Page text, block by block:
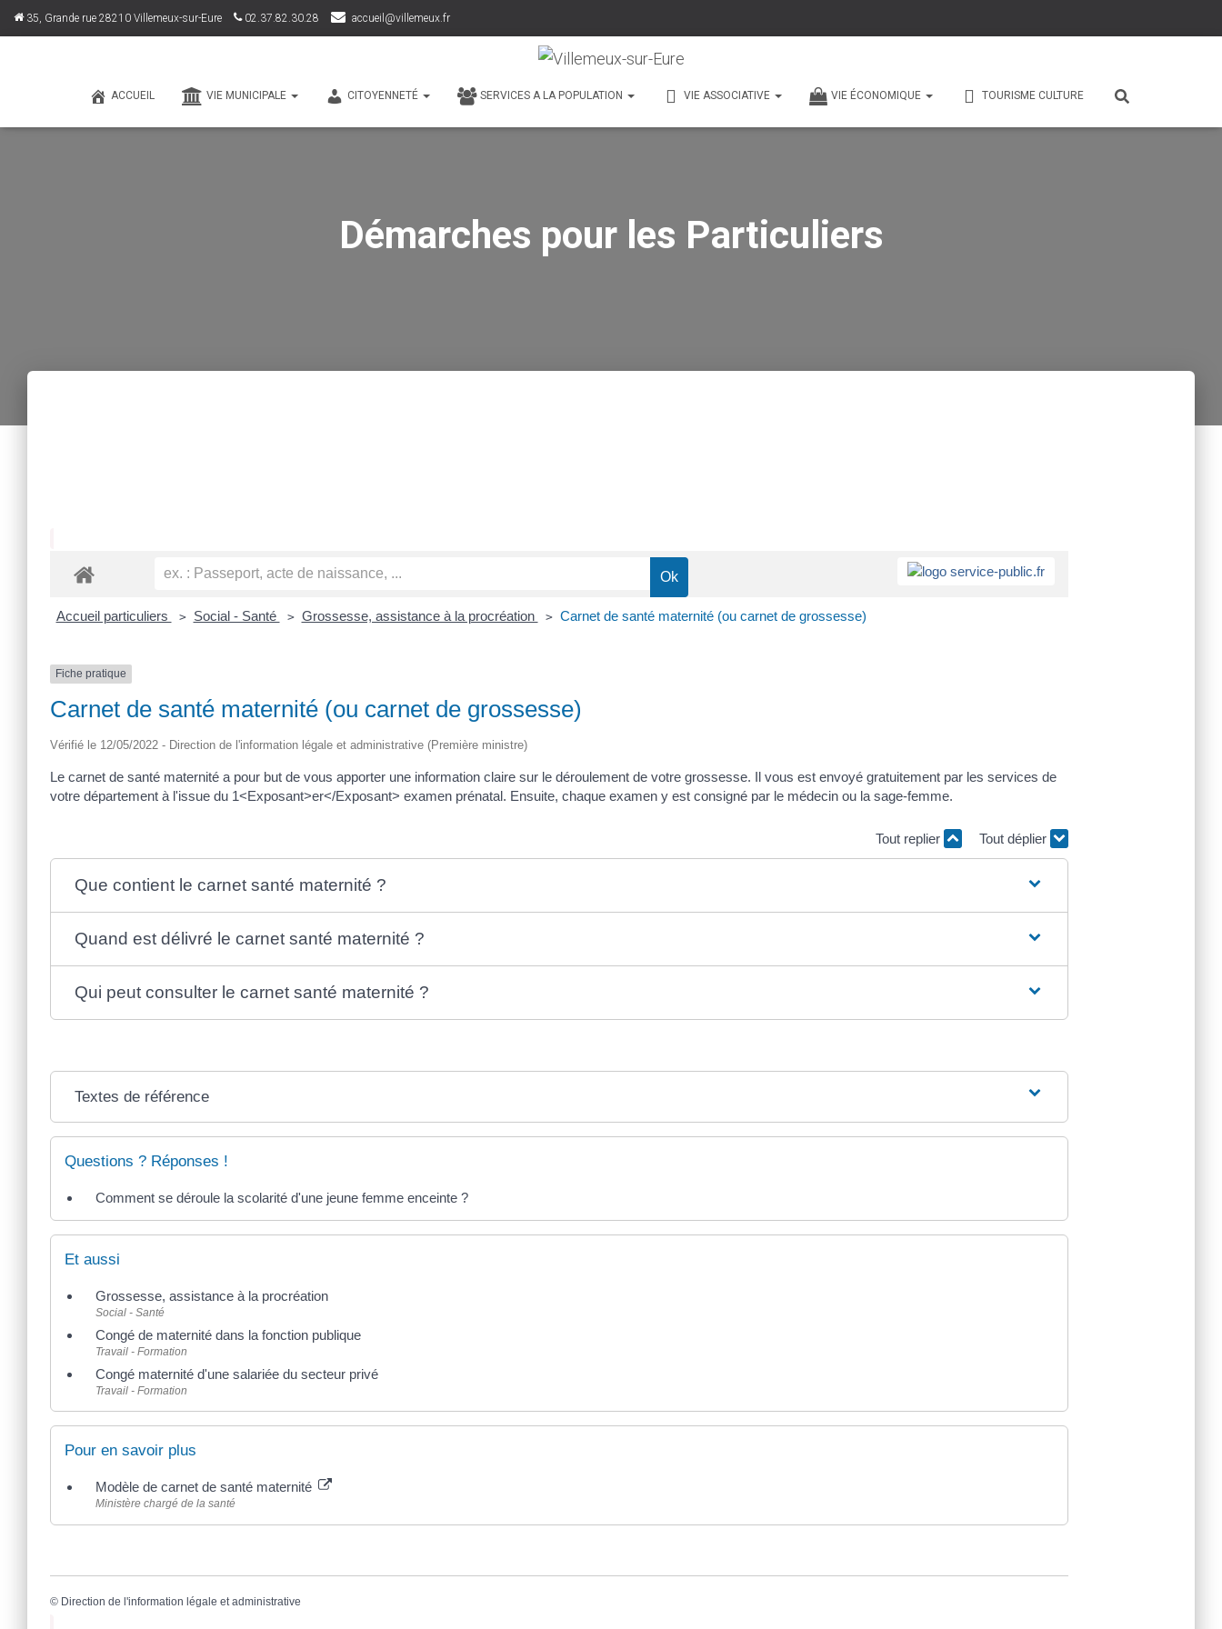
35, Grande rue 28210 Villemeux-sur-Eure 02.37.82.30.28 accueil@villemeux.fr
ACCUEIL VIE MUNICIPALE CITOYENNETÉ SERVICES A LA POPULATION VIE ASSOCIATIVE VIE ÉCONOMIQUE TOURISME CULTURE
Démarches pour les Particuliers
Accueil particuliers > Social - Santé > Grossesse, assistance à la procréation > Carnet de santé maternité (ou carnet de grossesse)
Fiche pratique
Carnet de santé maternité (ou carnet de grossesse)
Vérifié le 12/05/2022 - Direction de l'information légale et administrative (Première ministre)
Le carnet de santé maternité a pour but de vous apporter une information claire sur le déroulement de votre grossesse. Il vous est envoyé gratuitement par les services de
votre département à l'issue du 1<Exposant>er</Exposant> examen prénatal. Ensuite, chaque examen y est consigné par le médecin ou la sage-femme.
Tout replier Tout déplier
Que contient le carnet santé maternité ?
Quand est délivré le carnet santé maternité ?
Qui peut consulter le carnet santé maternité ?
Textes de référence
Questions ? Réponses !
Comment se déroule la scolarité d'une jeune femme enceinte ?
Et aussi
Grossesse, assistance à la procréation
Social - Santé
Congé de maternité dans la fonction publique
Travail - Formation
Congé maternité d'une salariée du secteur privé
Travail - Formation
Pour en savoir plus
Modèle de carnet de santé maternité
Ministère chargé de la santé
© Direction de l'information légale et administrative